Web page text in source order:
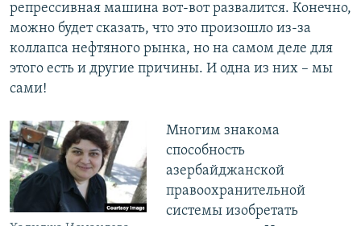
репрессивная машина вот-вот развалится. Конечно,
можно будет сказать, что это произошло из-за
коллапса нефтяного рынка, но на самом деле для
этого есть и другие причины. И одна из них – мы
сами!
Многим знакома
способность
азербайджанской
правоохранительной
системы изобретать